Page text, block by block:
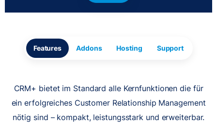
Features Addons Hosting Support
CRM+ bietet im Standard alle Kernfunktionen die für
ein erfolgreiches Customer Relationship Management
nötig sind – kompakt, leistungsstark und erweiterbar.